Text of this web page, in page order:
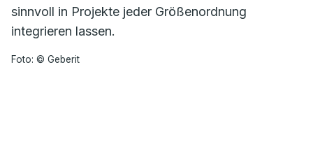
sinnvoll in Projekte jeder Größenordnung
integrieren lassen.
Foto: © Geberit